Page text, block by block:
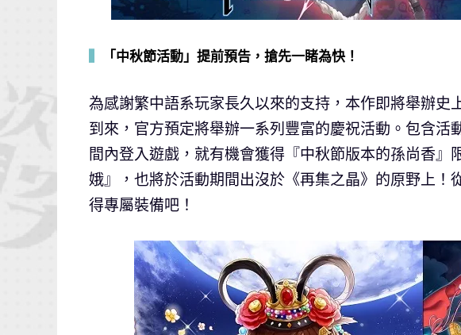
「中秋節活動」提前預告，搶先一睹為快！
為感謝繁中語系玩家長久以來的支持，本作即將舉辦史
到來，官方預定將舉辦一系列豐富的慶祝活動。包含活
間內登入遊戲，就有機會獲得『中秋節版本的孫尚香』
娥』，也將於活動期間出沒於《再集之晶》的原野上！
得專屬裝備吧！